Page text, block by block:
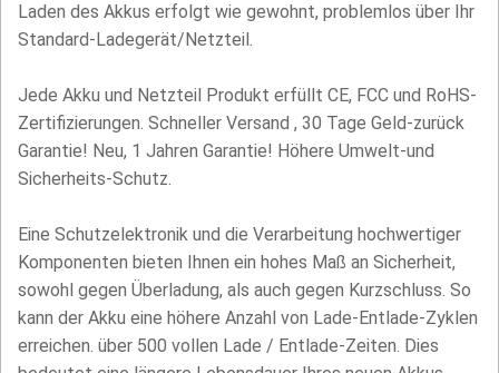
Laden des Akkus erfolgt wie gewohnt, problemlos über Ihr
Standard-Ladegerät/Netzteil.
Jede Akku und Netzteil Produkt erfüllt CE, FCC und RoHS-
Zertifizierungen. Schneller Versand , 30 Tage Geld-zurück
Garantie! Neu, 1 Jahren Garantie! Höhere Umwelt-und
Sicherheits-Schutz.
Eine Schutzelektronik und die Verarbeitung hochwertiger
Komponenten bieten Ihnen ein hohes Maß an Sicherheit,
sowohl gegen Überladung, als auch gegen Kurzschluss. So
kann der Akku eine höhere Anzahl von Lade-Entlade-Zyklen
erreichen. über 500 vollen Lade / Entlade-Zeiten. Dies